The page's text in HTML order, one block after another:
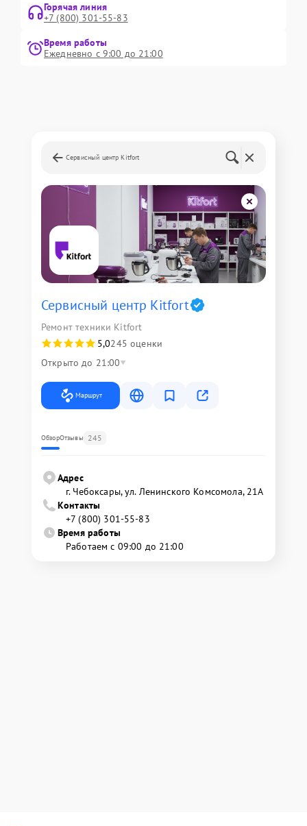
Горячая линия
+7 (800) 301-55-83
Время работы
Ежедневно с 9:00 до 21:00
Сервисный центр Kitfort
Сервисный центр Kitfort
Ремонт техники Kitfort
5,0245 оценки
Открыто до 21:00
Маршрут
ОбзорОтзывы 245
Адрес
г. Чебоксары, ул. Ленинского Комсомола, 21А
Контакты
+7 (800) 301-55-83
Время работы
Работаем с 09:00 до 21:00